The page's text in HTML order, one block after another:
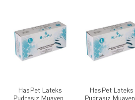
HasPet Lateks
Pudrasız Muayene
HasPet Lateks
Pudrasız Muayene